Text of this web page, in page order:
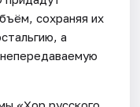
сохраняя их
а